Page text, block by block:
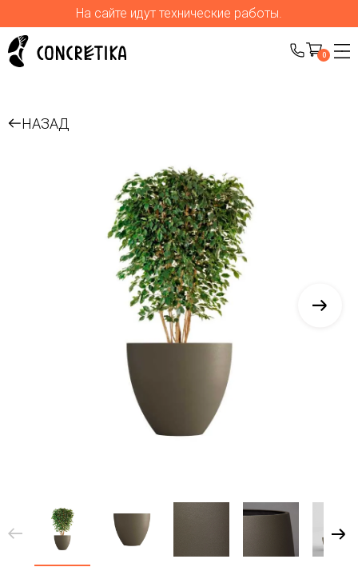
На сайте идут технические работы.
0
НАЗАД